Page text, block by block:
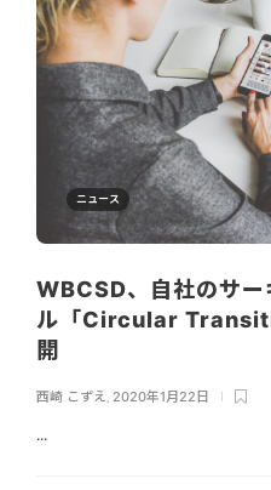
ニュース
WBCSD、自社のサー
ル「Circular
開
西崎 こずえ 2020年1月22日
...